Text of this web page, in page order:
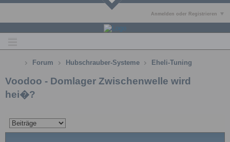
Anmelden oder Registrieren
Forum Hubschrauber-Systeme Eheli-Tuning
Voodoo - Domlager Zwischenwelle wird
hei�?